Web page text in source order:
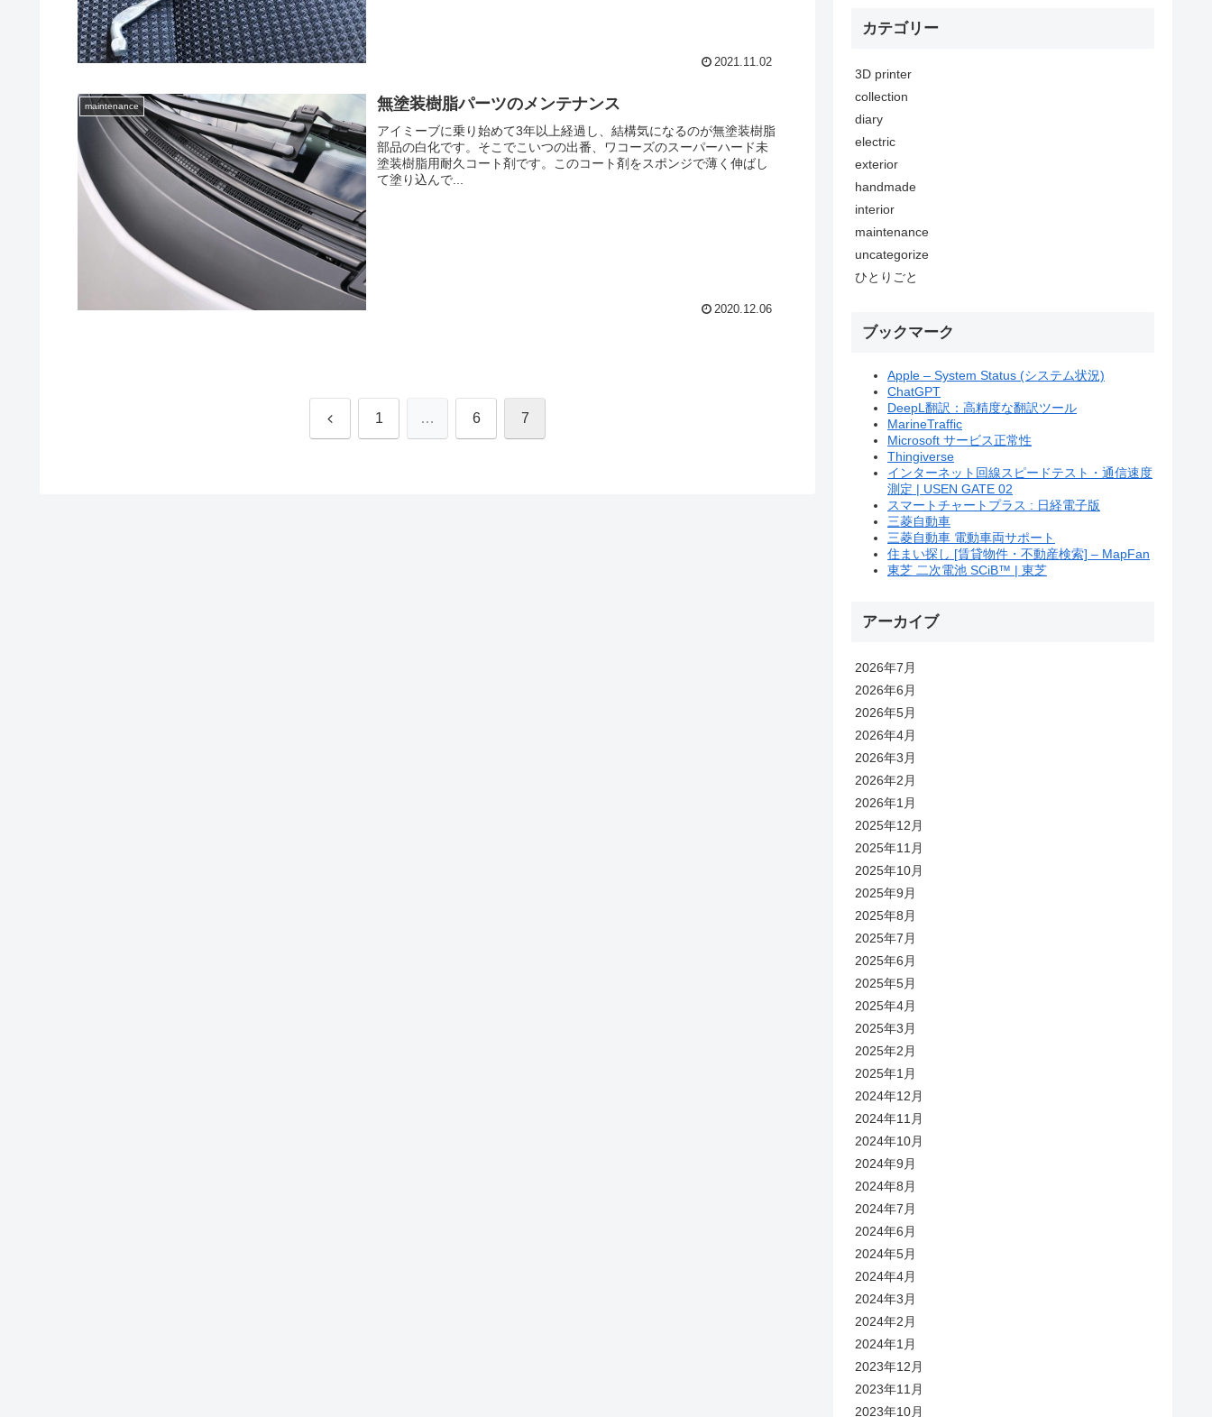
2021.11.02
maintenance 無塗装樹脂パーツのメンテナンス
アイミーブに乗り始めて3年以上経過し、結構気になるのが無塗装樹脂
部品の白化です。そこでこいつの出番、ワコーズのスーパーハード未
塗装樹脂用耐久コート剤です。このコート剤をスポンジで薄く伸ばし
て塗り込んで...
2020.12.06
前 1 … 6 7
カテゴリー
3D printer
collection
diary
electric
exterior
handmade
interior
maintenance
uncategorize
ひとりごと
ブックマーク
Apple – System Status (システム状況)
ChatGPT
DeepL翻訳：高精度な翻訳ツール
MarineTraffic
Microsoft サービス正常性
Thingiverse
インターネット回線スピードテスト・通信速度
測定 | USEN GATE 02
スマートチャートプラス : 日経電子版
三菱自動車
三菱自動車 電動車両サポート
住まい探し [賃貸物件・不動産検索] – MapFan
東芝 二次電池 SCiB™ | 東芝
アーカイブ
2026年7月
2026年6月
2026年5月
2026年4月
2026年3月
2026年2月
2026年1月
2025年12月
2025年11月
2025年10月
2025年9月
2025年8月
2025年7月
2025年6月
2025年5月
2025年4月
2025年3月
2025年2月
2025年1月
2024年12月
2024年11月
2024年10月
2024年9月
2024年8月
2024年7月
2024年6月
2024年5月
2024年4月
2024年3月
2024年2月
2024年1月
2023年12月
2023年11月
2023年10月